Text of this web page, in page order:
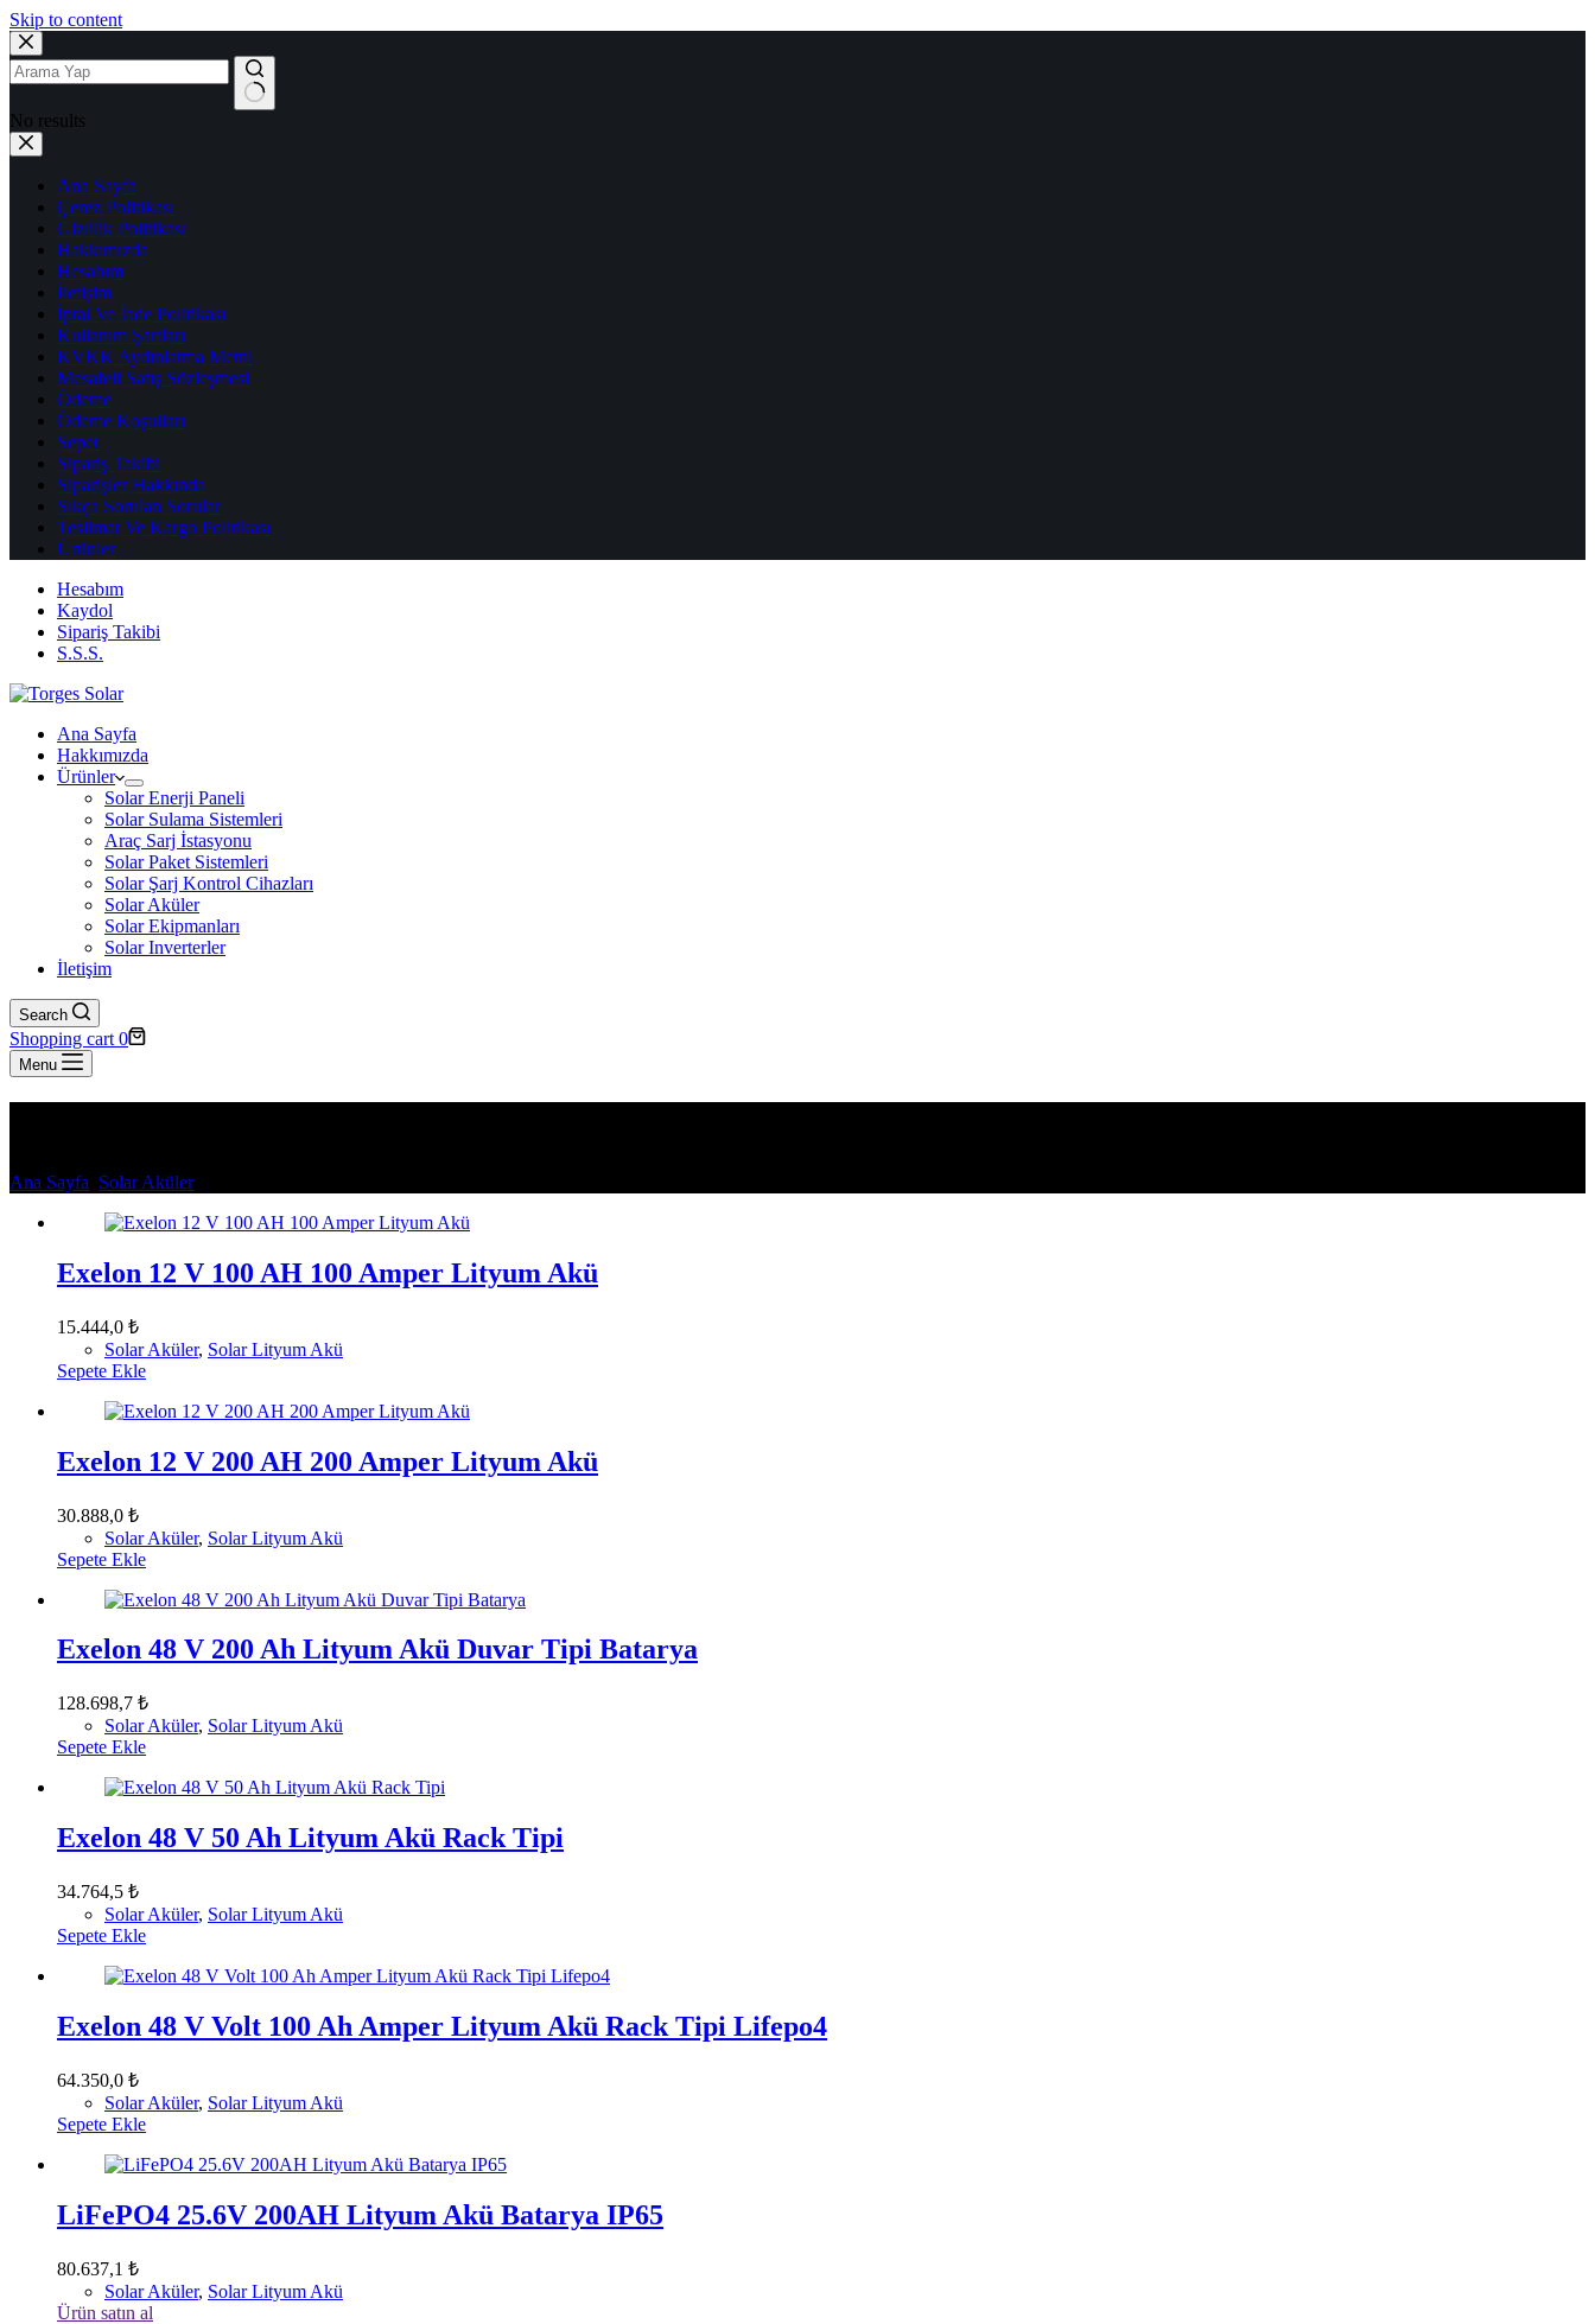
Skip to content
No results
Ana Sayfa
Çerez Politikası
Gizlilik Politikası
Hakkımızda
Hesabım
İletişim
İptal Ve İade Politikası
Kullanım Şartları
KVKK Aydınlatma Metni
Mesafeli Satış Sözleşmesi
Ödeme
Ödeme Koşulları
Sepet
Sipariş Takibi
Siparişler Hakkında
Sıkça Sorulan Sorular
Teslimat Ve Kargo Politikası
Ürünler
Hesabım
Kaydol
Sipariş Takibi
S.S.S.
Ana Sayfa
Hakkımızda
Ürünler
Solar Enerji Paneli
Solar Sulama Sistemleri
Araç Sarj İstasyonu
Solar Paket Sistemleri
Solar Şarj Kontrol Cihazları
Solar Aküler
Solar Ekipmanları
Solar Inverterler
İletişim
Search
Shopping cart 0
Menu
Ana Sayfa Solar Aküler
Exelon 12 V 100 AH 100 Amper Lityum Akü
15.444,0 ₺
Solar Aküler, Solar Lityum Akü
Sepete Ekle
Exelon 12 V 200 AH 200 Amper Lityum Akü
30.888,0 ₺
Solar Aküler, Solar Lityum Akü
Sepete Ekle
Exelon 48 V 200 Ah Lityum Akü Duvar Tipi Batarya
128.698,7 ₺
Solar Aküler, Solar Lityum Akü
Sepete Ekle
Exelon 48 V 50 Ah Lityum Akü Rack Tipi
34.764,5 ₺
Solar Aküler, Solar Lityum Akü
Sepete Ekle
Exelon 48 V Volt 100 Ah Amper Lityum Akü Rack Tipi Lifepo4
64.350,0 ₺
Solar Aküler, Solar Lityum Akü
Sepete Ekle
LiFePO4 25.6V 200AH Lityum Akü Batarya IP65
80.637,1 ₺
Solar Aküler, Solar Lityum Akü
Ürün satın al